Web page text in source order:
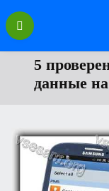
Перейти
содержанию
5
данные